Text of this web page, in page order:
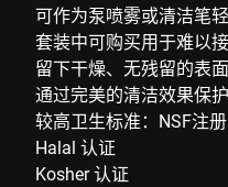
可作为泵喷雾或清洁笔
套装中可购买用于难以
留下干燥、无残留的表面
通过完美的清洁效果保
较高卫生标准：NSF注
Halal 认证
Kosher 认证